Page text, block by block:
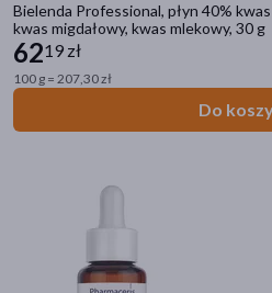
Bielenda Professional, płyn 40%
kwas migdałowy, kwas mlekowy, 30 g
6219 zł
100 g = 207,30 zł
Do